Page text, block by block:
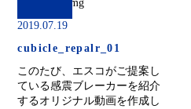
2019.07.19
cubicle_repalr_01
このたび、エスコがご提案し
ている感震ブレーカーを紹介
するオリジナル動画を作成し